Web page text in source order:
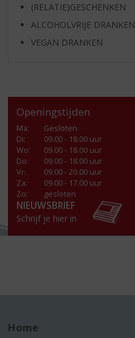
(RELATIE)GESCHENKEN
ALCOHOLVRIJE DRANKEN
VEGAN DRANKEN
Openingstijden
Ma:
Gesloten
Di:
09.00 - 18.00 uur
Wo:
09.00 - 18.00 uur
Do:
09.00 - 18.00 uur
Vr:
09.00 - 20.00 uur
Za:
09.00 - 17.00 uur
Zo:
gesloten
NIEUWSBRIEF
Schrijf je hier in
Home